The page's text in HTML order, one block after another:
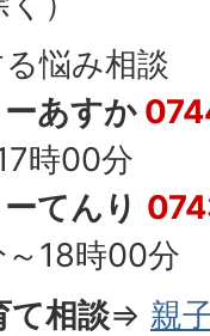
悩み相談
あすか
時00分
てんり
18時00分
て相談⇒ 親